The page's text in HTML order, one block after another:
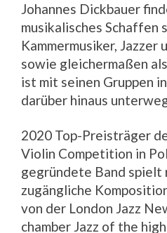
Johannes Dickbauer
musikalisches Schaffen
Kammermusiker, Jazzer
sowie gleichermaßen
ist mit seinen Gruppen
darüber hinaus
2020 Top-Preisträger
Violin Competition in
gegründete Band
zugängliche
von der London Jazz
chamber Jazz of the